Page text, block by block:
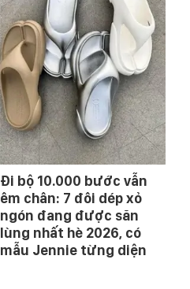
Đi bộ 10.000 bước vẫn
êm chân: 7 đôi dép xỏ
ngón đang được săn
lùng nhất hè 2026, có
mẫu Jennie từng diện